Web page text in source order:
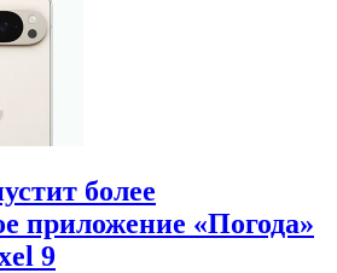
более
приложение «Погода»
9